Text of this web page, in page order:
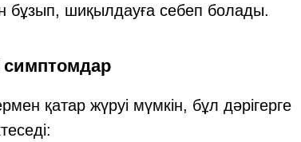
бұзып, шиқылдауға себеп болады.
симптомдар
қатар жүруі мүмкін, бұл дәрігерге